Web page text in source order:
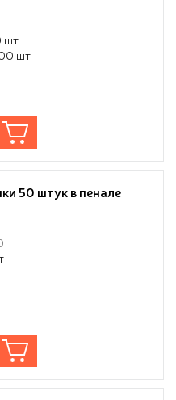
шт
шт
50 штук в пенале